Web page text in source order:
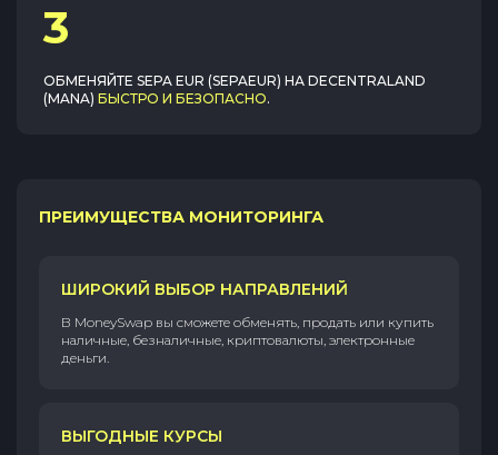
3
ОБМЕНЯЙТЕ SEPA EUR (SEPAEUR) НА DECENTRALAND
(MANA) БЫСТРО И БЕЗОПАСНО.
ПРЕИМУЩЕСТВА МОНИТОРИНГА
ШИРОКИЙ ВЫБОР НАПРАВЛЕНИЙ
В MoneySwap вы сможете обменять, продать или купить
наличные, безналичные, криптовалюты, электронные
деньги.
ВЫГОДНЫЕ КУРСЫ